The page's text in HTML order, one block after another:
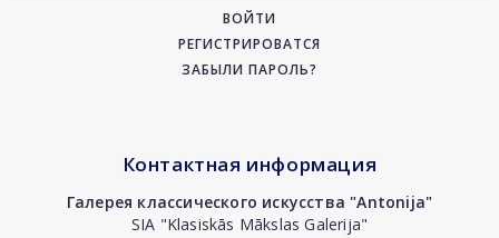
ВОЙТИ
РЕГИСТРИРОВАТСЯ
ЗАБЫЛИ ПАРОЛЬ?
Контактная информация
Галерея классического искусства "Antonija"
SIA "Klasiskās Mākslas Galerija"